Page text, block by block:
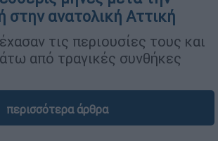
στην ανατολική Αττική
τις περιουσίες τους και
από τραγικές συνθήκες
περισσότερα άρθρα